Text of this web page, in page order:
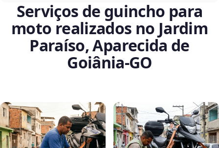
Serviços de guincho para
moto realizados no Jardim
Paraíso, Aparecida de
Goiânia‑GO